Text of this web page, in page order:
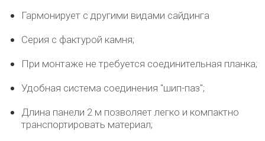
Гармонирует с другими видами сайдинга
Серия с фактурой камня;
При монтаже не требуется соединительная планка;
Удобная система соединения "шип-паз";
Длина панели 2 м позволяет легко и компактно
транспортировать материал;